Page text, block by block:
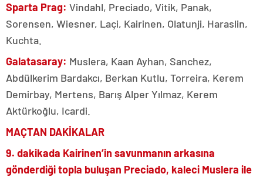
Sparta Prag: Vindahl, Preciado, Vitik, Panak,
Sorensen, Wiesner, Laçi, Kairinen, Olatunji, Haraslin,
Kuchta.
Galatasaray: Muslera, Kaan Ayhan, Sanchez,
Abdülkerim Bardakcı, Berkan Kutlu, Torreira, Kerem
Demirbay, Mertens, Barış Alper Yılmaz, Kerem
Aktürkoğlu, Icardi.
MAÇTAN DAKİKALAR
9. dakikada Kairinen’in savunmanın arkasına
gönderdiği topla buluşan Preciado, kaleci Muslera ile